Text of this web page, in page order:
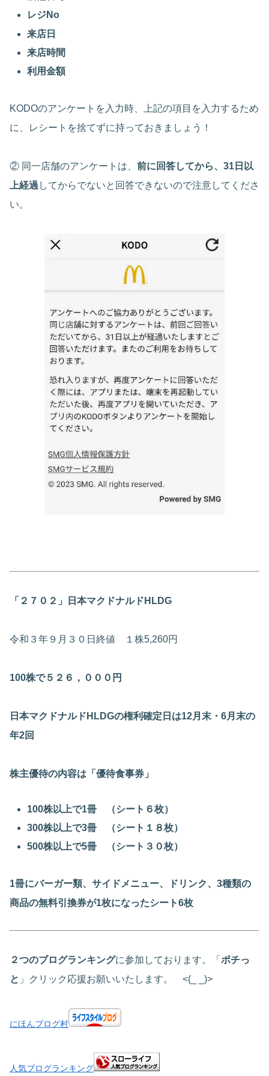
レジNo
来店日
来店時間
利用金額
KODOのアンケートを入力時、上記の項目を入力するため
に、レシートを捨てずに持っておきましょう！
② 同一店舗のアンケートは、 前に回答してから、31日以
上経過 してからでないと回答できないので注意してくださ
い。
「２７０２」日本マクドナルドHLDG
令和３年９月３０日終値 １株5,260円
100株で５２６，０００円
日本マクドナルドHLDGの権利確定日は12月末・6月末の
年2回
株主優待の内容は「優待食事券」
100株以上で1冊 （シート６枚）
300株以上で3冊 （シート１８枚）
500株以上で5冊 （シート３０枚）
1冊にバーガー類、サイドメニュー、ドリンク、3種類の
商品の無料引換券が1枚になったシート6枚
２つのブログランキングに参加しております。「 ポチっ
と 」クリック応援お願いいたします。 <(_ _)>
にほんブログ村
人気ブログランキング